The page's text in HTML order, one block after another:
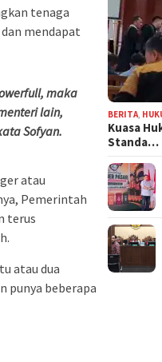
tenaga
mendapat
maka
lain,
Sofyan.
atau
Pemerintah
terus
atau dua
punya beberapa
BERITA
Kuasa
Standa…